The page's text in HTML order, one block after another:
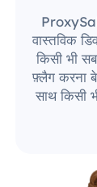
वास्तविक
किसी भी
फ़्लैग करना
साथ किसी